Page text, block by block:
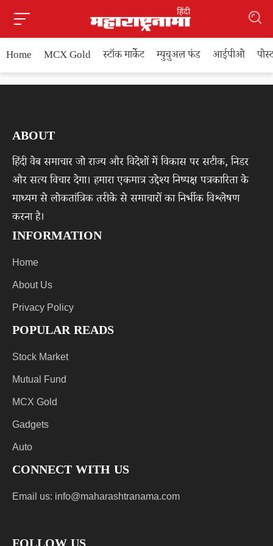
Home MCX Gold स्टॉक मार्केट म्युचुअल फंड आईपीओ
ABOUT
हिंदी वेब समाचार जो राज्य और विदेशों में विकास पर सटीक, निडर
और सत्य विचार देगा। हमारा एकमात्र उद्देश्य निष्पक्ष पत्रकारिता के
माध्यम से लोकतांत्रिक तरीके से समाचारों का निर्भीक विश्लेषण
करना है।
INFORMATION
Home
About Us
Privacy Policy
POPULAR READS
Stock Market
Mutual Fund
MCX Gold
Gadgets
Auto
CONNECT WITH US
Email us: info@maharashtranama.com